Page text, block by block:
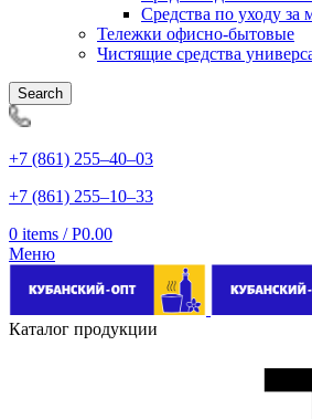
Средства по уходу за
Тележки офисно-бытовые
Чистящие средства
Search
+7 (861) 255‒40‒03
+7 (861) 255‒10‒33
0 items / Р0.00
Меню
Каталог продукции